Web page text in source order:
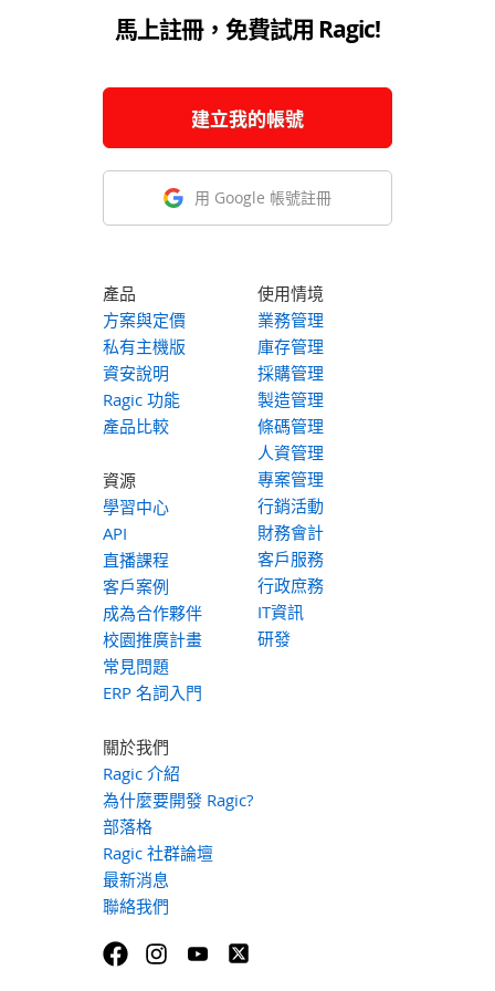
馬上註冊，免費試用 Ragic!
建立我的帳號
用 Google 帳號註冊
產品
方案與定價
私有主機版
資安說明
Ragic 功能
產品比較
資源
學習中心
API
直播課程
客戶案例
成為合作夥伴
校園推廣計畫
常見問題
ERP 名詞入門
使用情境
業務管理
庫存管理
採購管理
製造管理
條碼管理
人資管理
專案管理
行銷活動
財務會計
客戶服務
行政庶務
IT資訊
研發
關於我們
Ragic 介紹
為什麼要開發 Ragic?
部落格
Ragic 社群論壇
最新消息
聯絡我們